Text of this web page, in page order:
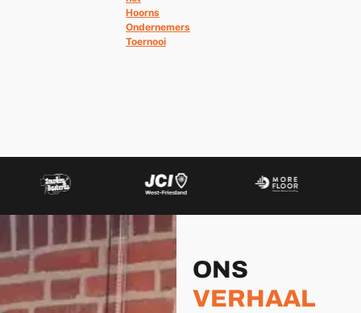
Hoorns
Ondernemers
Toernooi
ONS
VERHAAL